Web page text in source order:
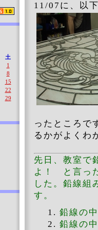
11/07に、以
ったところで
るかがよくわ
先日、教室で
よ！ と言っ
した。鉛線組
す。
鉛線の
鉛線の
土
1
8
15
22
29